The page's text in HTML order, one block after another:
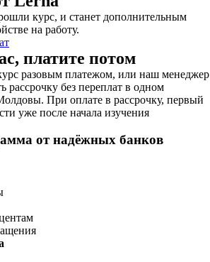
курс, и станет дополнительным
на работу.
платите потом
разовым платежом, или наш менеджер
без переплат в одном
При оплате в рассрочку, первый
уже после начала изучения
от надёжных банков